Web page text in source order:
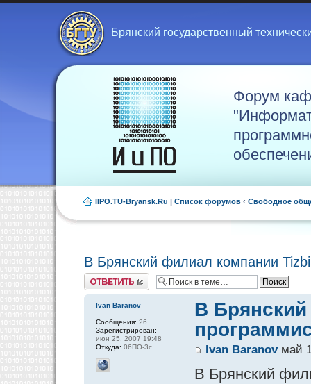
Брянский государственный
Форум
IIPO.TU-Bryansk.Ru | Список форумов ‹ Свободное
В Брянский филиал компании
Ответить
В
Ivan Baranovмай
В Брянский
Ivan Baranov
Сообщения: 26
Зарегистрирован:
июн 25, 2007 19:48
Откуда: 06ПО-3с